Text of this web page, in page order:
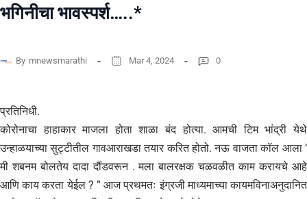
भगिनीचा भावस्पर्श…..*
By mnewsmarathi Mar 4, 2024 0
प्रतिनिधी.
कोरोनाचा हाहाकार माजला होता शाळा बंद होत्या. आमची टिम भांद्री येथे
उन्हाळयाच्या सुट्टीतील गावआराखडा तयार करित होतो. नऊ वाजता कॉल आला ‘
मी शबनम बोलतेय दादा दौंडवरून . मला बालरक्षक चळवळीत काम करायचे आहे
आणि काय करता येईल ? ” आज प्रथमतः इंग्रजी माध्यमाच्या कायमविनाअनुदानित